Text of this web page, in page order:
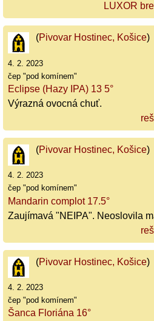
LUXOR
(Pivovar Hostinec, Košice)
4. 2. 2023
čep "pod komínem"
Eclipse (Hazy IPA) 13 5°
Výrazná ovocná chuť.
(Pivovar Hostinec, Košice)
4. 2. 2023
čep "pod komínem"
Mandarin complot 17.5°
Zaujímavá "NEIPA". Neoslovila
(Pivovar Hostinec, Košice)
4. 2. 2023
čep "pod komínem"
Šanca Floriána 16°